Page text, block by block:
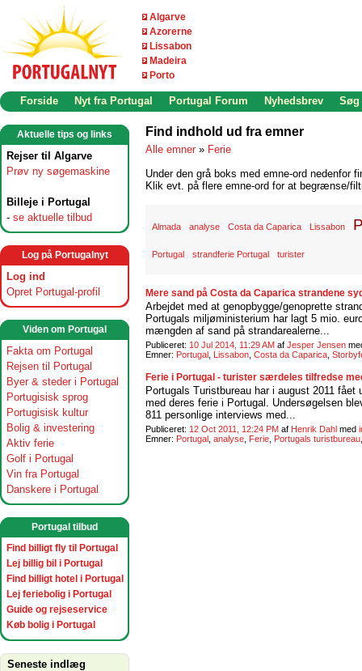
Algarve
Azorerne
Lissabon
Madeira
Porto
Forside Nyt fra Portugal Portugal Forum Nyhedsbrev Søg
Aktuelle tips og links
Rejser til Algarve
Prøv ny søgemaskine
Billeje i Portugal
- se aktuelle tilbud
Log på Portugalnyt
Log ind
Opret Portugal-profil
Viden om Portugal
Fakta om Portugal
Rejsen til Portugal
Byer & steder i Portugal
Portugisisk sprog
Portugisisk kultur
Bolig & investering
Aktiv ferie
Golf i Portugal
Vin fra Portugal
Danskere i Portugal
Portugal tilbud
Find billigt fly til Portugal
Lej billig bil i Portugal
Find billigt hotel i Portugal
Lej feriebolig i Portugal
Guide og rejseservice
Køb bolig i Portugal
Seneste indlæg
Find indhold ud fra emner
Alle emner » Ferie
Under den grå boks med emne-ord nedenfor
Klik evt. på flere emne-ord for at begrænse/
Almada analyse Costa da Caparica Lissabon
Portugal strandferie Portugal turister
Mere sand på Costa da Caparica strandene
Arbejdet med at genopbygge/genoprette
Portugals miljøministerium har lagt 5 mio.
mængden af sand på strandarealerne...
Publiceret: 10 Jul 2014, 11:29 AM af Jesper Jensen
Emner: Portugal Lissabon Costa da Caparica
Ferie i Portugal - turister særdeles tilfredse
Portugals Turistbureau har i august 2011
med deres ferie i Portugal. Undersøgelsen
811 personlige interviews med...
Publiceret: 12 Oct 2011, 12:24 PM af Henrik Dahl med
Emner: Portugal analyse Ferie Portugals turistbureau